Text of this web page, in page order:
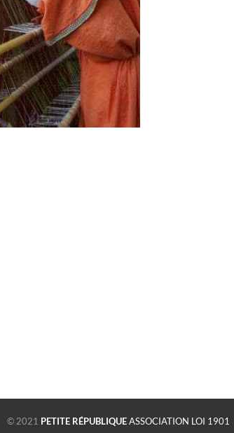
© 2021 PETITE RÉPUBLIQUEASSOCIATION LOI 1901